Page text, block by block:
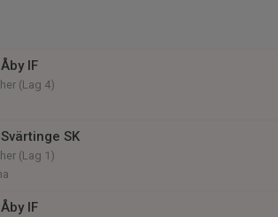
IF
(Lag 4)
SK
(Lag 1)
IF